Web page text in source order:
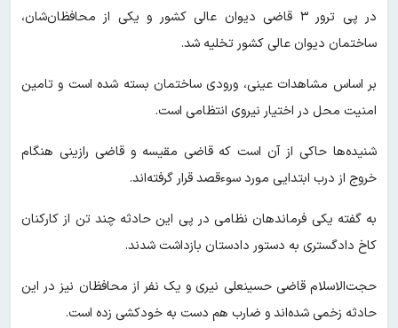
در پی ترور ۳ قاضی دیوان عالی کشور و یکی از محافظان‌شان،
ساختمان دیوان عالی کشور تخلیه شد.
بر اساس مشاهدات عینی، ورودی‌ ساختمان بسته شده است و تامین
امنیت محل در اختیار نیروی انتظامی است.
شنیده‌ها حاکی از آن است که قاضی مقیسه و قاضی رازینی هنگام
خروج از درب ابتدایی مورد سوءقصد قرار گرفته‌اند.
به گفته یکی فرماندهان نظامی در پی این حادثه چند تن از کارکنان
کاخ دادگستری به دستور دادستان بازداشت شدند.
حجت‌الاسلام قاضی حسینعلی نیری و یک نفر از محافظان نیز در این
حادثه زخمی شده‌اند و ضارب هم دست به خودکشی زده است.